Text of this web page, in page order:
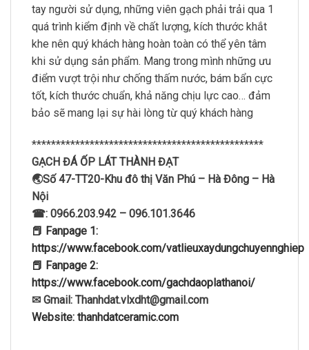
tay người sử dụng, những viên gạch phải trải qua 1
quá trình kiểm định về chất lượng, kích thước khắt
khe nên quý khách hàng hoàn toàn có thể yên tâm
khi sử dụng sản phẩm. Mang trong mình những ưu
điểm vượt trội như chống thấm nước, bám bẩn cực
tốt, kích thước chuẩn, khả năng chịu lực cao… đảm
bảo sẽ mang lại sự hài lòng từ quý khách hàng
************************************************
GẠCH ĐÁ ỐP LÁT THÀNH ĐẠT
🌏Số 47-TT20-Khu đô thị Văn Phú – Hà Đông – Hà
Nội
☎: 0966.203.942 – 096.101.3646
📕 Fanpage 1:
https://www.facebook.com/vatlieuxaydungchuyennghiep
📕 Fanpage 2:
https://www.facebook.com/gachdaoplathanoi/
✉ Gmail: Thanhdat.vlxdht@gmail.com
Website: thanhdatceramic.com